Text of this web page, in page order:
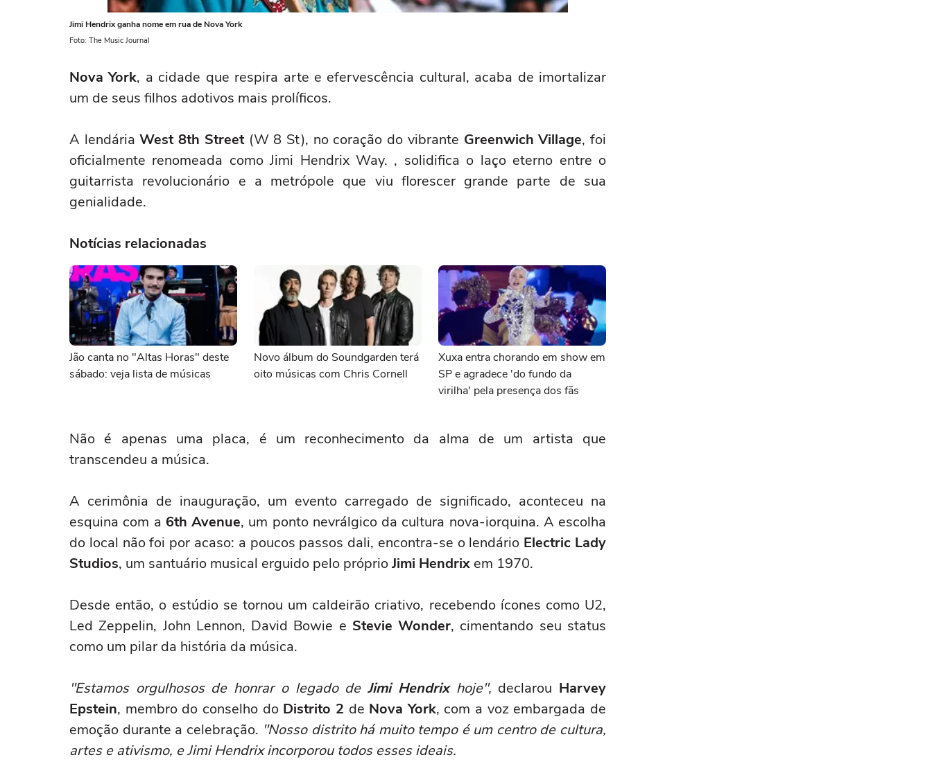
Jimi Hendrix ganha nome em rua de Nova York
Foto: The Music Journal
Nova York, a cidade que respira arte e efervescência cultural, acaba de imortalizar
um de seus filhos adotivos mais prolíficos.
A lendáriaWest 8th Street(W 8 St), no coração do vibrante Greenwich Village, foi
oficialmente renomeada como Jimi Hendrix Way. , solidifica o laço eterno entre o
guitarrista revolucionário e a metrópole que viu florescer grande parte de sua
genialidade.
Notícias relacionadas
Jão canta no "Altas Horas" deste
sábado: veja lista de músicas
Novo álbum do Soundgarden terá
oito músicas com Chris Cornell
Xuxa entra chorando em show em
SP e agradece 'do fundo da
virilha' pela presença dos fãs
Não é apenas uma placa, é um reconhecimento da alma de um artista que
transcendeu a música.
A cerimônia de inauguração, um evento carregado de significado, aconteceu na
esquina com a 6th Avenue, um ponto nevrálgico da cultura nova-iorquina. A escolha
do local não foi por acaso: a poucos passos dali, encontra-se o lendário Electric Lady
Studios, um santuário musical erguido pelo próprioJimi Hendrix em 1970.
Desde então, o estúdio se tornou um caldeirão criativo, recebendo ícones como U2,
Led Zeppelin, John Lennon, David Bowie e Stevie Wonder, cimentando seu status
como um pilar da história da música.
"Estamos orgulhosos de honrar o legado deJimi Hendrixhoje", declarou Harvey
Epstein, membro do conselho do Distrito 2 de Nova York, com a voz embargada de
emoção durante a celebração. "Nosso distrito há muito tempo é um centro de cultura,
artes e ativismo, e Jimi Hendrix incorporou todos esses ideais.